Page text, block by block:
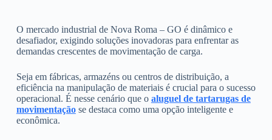
d
o
O mercado industrial de Nova Roma – GO é dinâmico e
desafiador, exigindo soluções inovadoras para enfrentar as
demandas crescentes de movimentação de carga.
Seja em fábricas, armazéns ou centros de distribuição, a
eficiência na manipulação de materiais é crucial para o sucesso
operacional. É nesse cenário que o aluguel de tartarugas de
movimentaçãose destaca como uma opção inteligente e
econômica.